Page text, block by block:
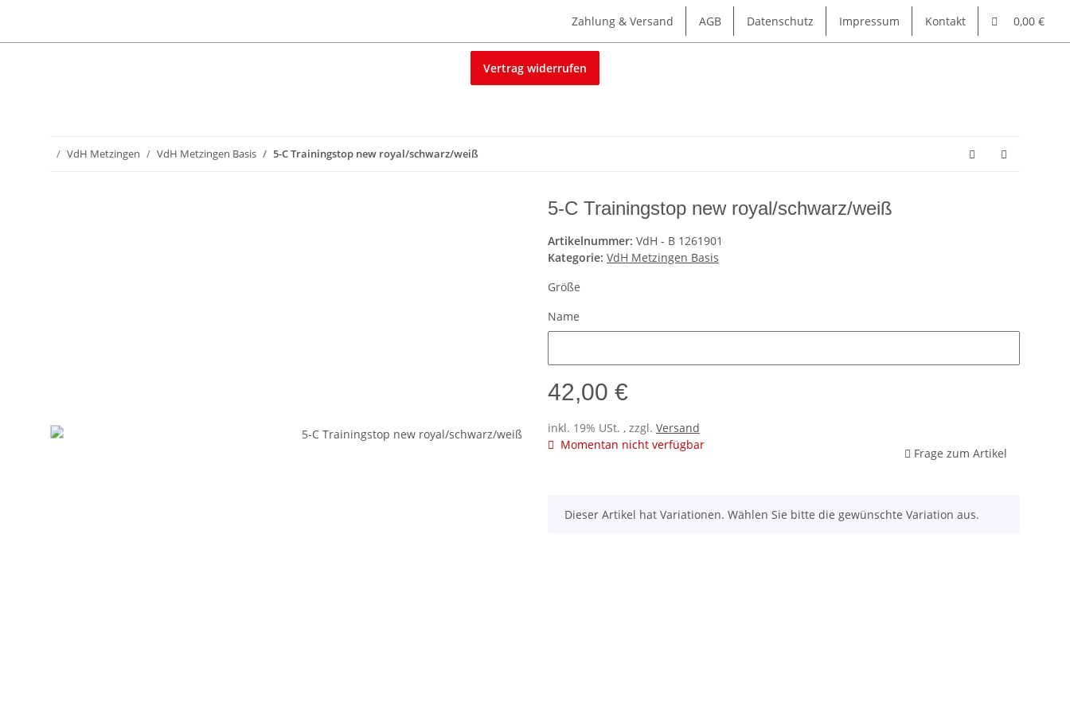
Zahlung & Versand AGB Datenschutz Impressum Kontakt 0,00 €
Vertrag widerrufen
VdH Metzingen VdH Metzingen Basis 5-C Trainingstop new royal/schwarz/weiß
5-C Trainingstop new royal/schwarz/weiß
Artikelnummer: VdH - B 1261901
Kategorie: VdH Metzingen Basis
Größe
Name
42,00 €
inkl. 19% USt. , zzgl. Versand
Momentan nicht verfügbar
Frage zum Artikel
x
Dieser Artikel hat Variationen. Wählen Sie bitte die gewünschte Variation aus.